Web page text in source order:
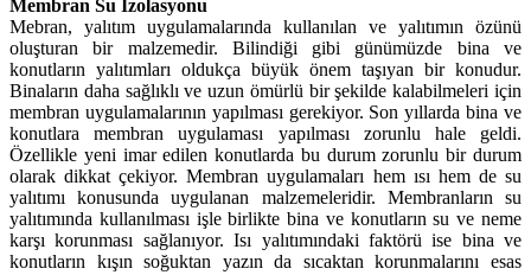
Membran Su Izolasyonu
Mebran, yalıtım uygulamalarında kullanılan ve yalıtımın özünü
oluşturan bir malzemedir. Bilindiği gibi günümüzde bina ve
konutların yalıtımları oldukça büyük önem taşıyan bir konudur.
Binaların daha sağlıklı ve uzun ömürlü bir şekilde kalabilmeleri için
membran uygulamalarının yapılması gerekiyor. Son yıllarda bina ve
konutlara membran uygulaması yapılması zorunlu hale geldi.
Özellikle yeni imar edilen konutlarda bu durum zorunlu bir durum
olarak dikkat çekiyor. Membran uygulamaları hem ısı hem de su
yalıtımı konusunda uygulanan malzemeleridir. Membranların su
yalıtımında kullanılması işle birlikte bina ve konutların su ve neme
karşı korunması sağlanıyor. Isı yalıtımındaki faktörü ise bina ve
konutların kışın soğuktan yazın da sıcaktan korunmalarını esas